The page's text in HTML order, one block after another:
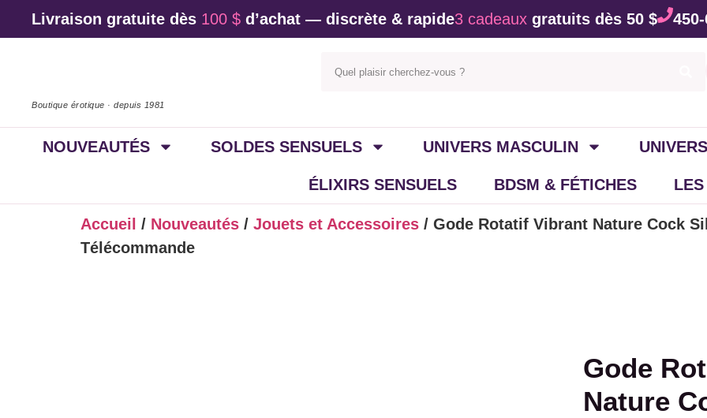
Livraison gratuite dès 100 $ d’achat — discrète & rapide3 cadeaux gratuits dès 50 $
Boutique érotique · depuis 1981
NOUVEAUTÉS SOLDES SENSUELS UNIVERS MASCULIN
ÉLIXIRS SENSUELS BDSM & FÉTICHES
Accueil / Nouveautés / Jouets et Accessoires / Gode Rotatif Vibrant Nature Cock
Télécommande
Gode
Nature